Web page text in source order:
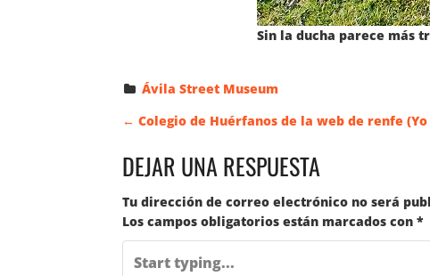
Sin la ducha parece más
Ávila Street Museum
N
A
V
← Colegio de Huérfanos de la web de renfe (Yo
DEJAR UNA RESPUESTA
Tu dirección de correo electrónico no será
Los campos obligatorios están marcados con *